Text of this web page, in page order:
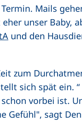
Mails
unser
und den
zum
sich spät ein.
vorbei ist.
Gefühl", sagt